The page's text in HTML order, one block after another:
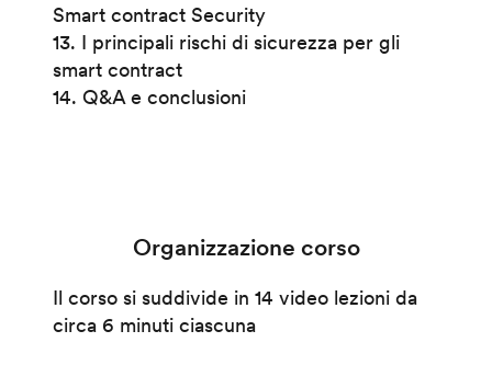
Smart contract Security
13. I principali rischi di sicurezza per gli
smart contract
14. Q&A e conclusioni
Organizzazione corso
Il corso si suddivide in 14 video lezioni da
circa 6 minuti ciascuna